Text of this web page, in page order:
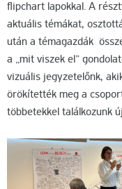
flipchart lapokkal. A
aktuális témákat,
után a témagazdák
a „mit viszek el”
vizuális jegyzetelőnk,
örökítették meg a
többetekkel találkozunk